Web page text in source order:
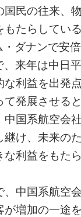
民の往来、
たらしてい
・ダナンで安
来年は中日
利益を出発
発展させる
国系航空会
け、未来の
利益をもた
中国系航空
が増加の一途